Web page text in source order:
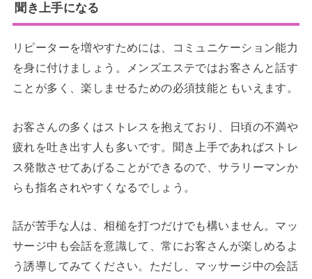
聞き上手になる
リピーターを増やすためには、コミュニケーション能力
を身に付けましょう。メンズエステではお客さんと話す
ことが多く、楽しませるための必須技能ともいえます。
お客さんの多くはストレスを抱えており、日頃の不満や
疲れを吐き出す人も多いです。聞き上手であればストレ
ス発散させてあげることができるので、サラリーマンか
らも指名されやすくなるでしょう。
話が苦手な人は、相槌を打つだけでも構いません。マッ
サージ中も会話を意識して、常にお客さんが楽しめるよ
う誘導してみてください。ただし、マッサージ中の会話